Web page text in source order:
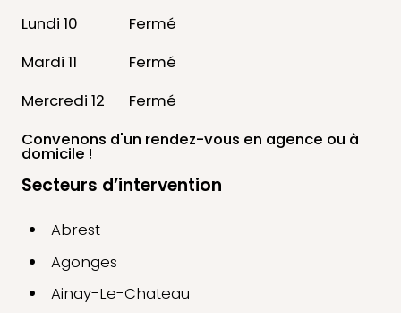
Lundi 10
Fermé
Mardi 11
Fermé
Mercredi 12
Fermé
Convenons d'un rendez-vous en agence ou à
domicile !
Secteurs d’intervention
Abrest
Agonges
Ainay-Le-Chateau